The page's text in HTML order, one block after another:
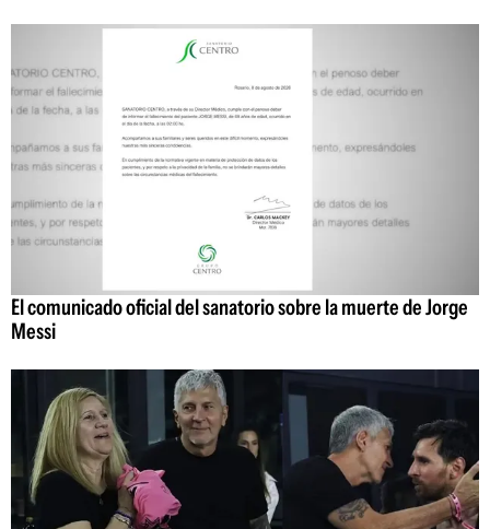
El comunicado oficial del sanatorio sobre la muerte de Jorge
Messi